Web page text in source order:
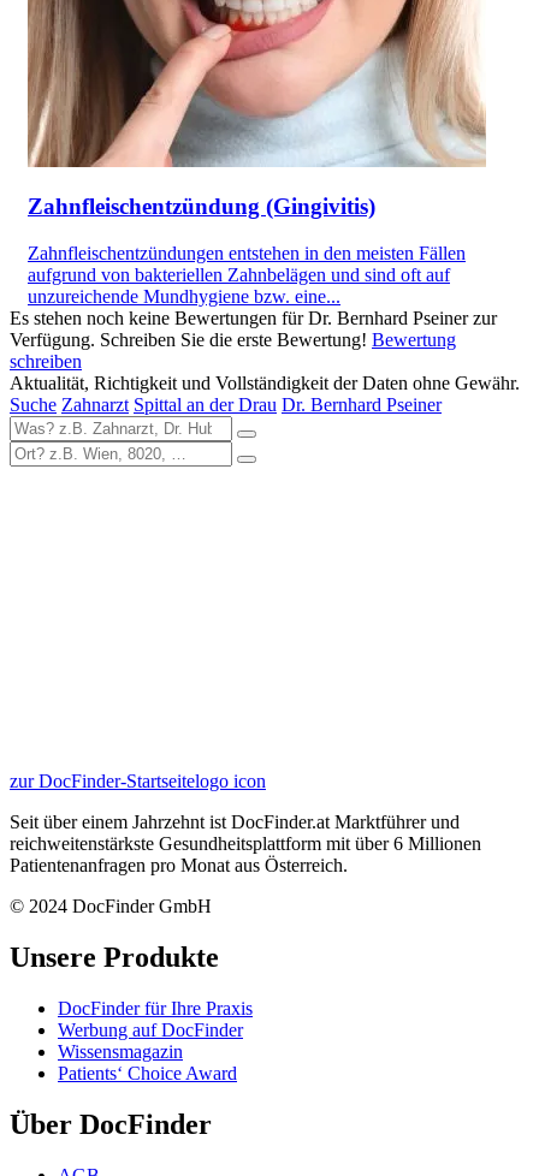
Zahnfleischentzündung (Gingivitis)
Zahnfleischentzündungen entstehen in den meisten Fällen
aufgrund von bakteriellen Zahnbelägen und sind oft auf
unzureichende Mundhygiene bzw. eine...
Es stehen noch keine Bewertungen für Dr. Bernhard Pseiner zur
Verfügung. Schreiben Sie die erste Bewertung! Bewertung
schreiben
Aktualität, Richtigkeit und Vollständigkeit der Daten ohne Gewähr.
Suche Zahnarzt Spittal an der Drau Dr. Bernhard Pseiner
zur DocFinder-Startseitelogo icon
Seit über einem Jahrzehnt ist DocFinder.at Marktführer und
reichweitenstärkste Gesundheitsplattform mit über 6 Millionen
Patientenanfragen pro Monat aus Österreich.
© 2024 DocFinder GmbH
Unsere Produkte
DocFinder für Ihre Praxis
Werbung auf DocFinder
Wissensmagazin
Patients‘ Choice Award
Über DocFinder